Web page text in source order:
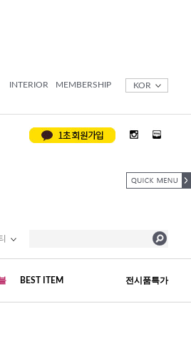
INTERIOR MEMBERSHIP KOR
BEST ITEM 전시품특가